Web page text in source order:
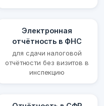
Электронная
отчётность в ФНС
для сдачи налоговой
отчётности без визитов в
инспекцию